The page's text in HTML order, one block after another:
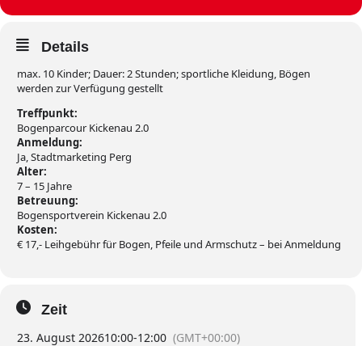
Details
max. 10 Kinder; Dauer: 2 Stunden; sportliche Kleidung, Bögen
werden zur Verfügung gestellt
Treffpunkt:
Bogenparcour Kickenau 2.0
Anmeldung:
Ja, Stadtmarketing Perg
Alter:
7 – 15 Jahre
Betreuung:
Bogensportverein Kickenau 2.0
Kosten:
€ 17,- Leihgebühr für Bogen, Pfeile und Armschutz – bei Anmeldung
Zeit
23. August 202610:00-12:00 (GMT+00:00)